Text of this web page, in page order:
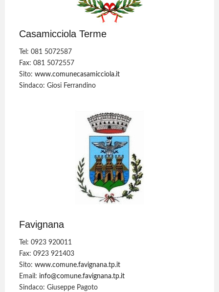
Casamicciola Terme
Tel: 081 5072587
Fax: 081 5072557
Sito:www.comunecasamicciola.it
Sindaco: Giosi Ferrandino
Favignana
Tel: 0923 920011
Fax: 0923 921403
Sito:www.comune.favignana.tp.it
Email: info@comune.favignana.tp.it
Sindaco: Giuseppe Pagoto